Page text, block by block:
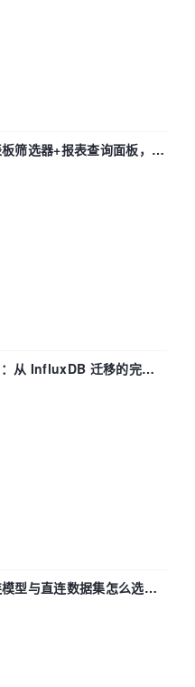
筛选器+报表查询面板，参
从 InfluxDB 迁移的完整
型与直连数据集怎么选，
队